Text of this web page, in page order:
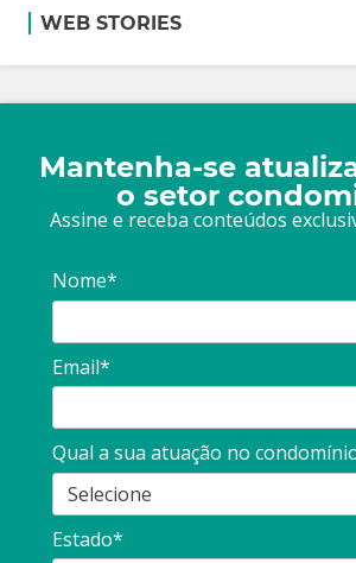
WEB STORIES
Mantenha-se
o setor
Assine e receba conteúdos
Nome*
Email*
Qual a sua atuação no
Estado*